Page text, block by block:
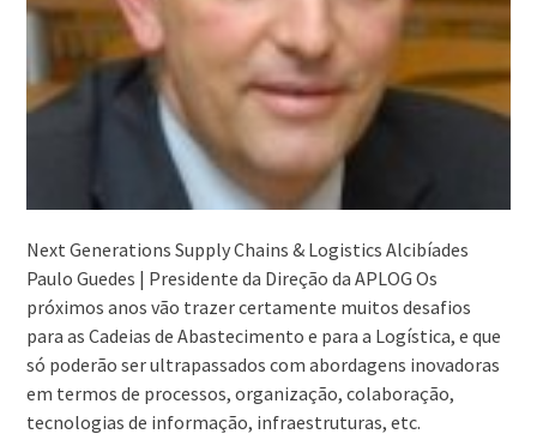
Next Generations Supply Chains & Logistics Alcibíades
Paulo Guedes | Presidente da Direção da APLOG Os
próximos anos vão trazer certamente muitos desafios
para as Cadeias de Abastecimento e para a Logística, e que
só poderão ser ultrapassados com abordagens inovadoras
em termos de processos, organização, colaboração,
tecnologias de informação, infraestruturas, etc.